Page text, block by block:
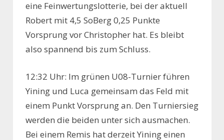
eine Feinwertungslotterie, bei der aktuell
Robert mit 4,5 SoBerg 0,25 Punkte
Vorsprung vor Christopher hat. Es bleibt
also spannend bis zum Schluss.
12:32 Uhr: Im grünen U08-Turnier führen
Yining und Luca gemeinsam das Feld mit
einem Punkt Vorsprung an. Den Turniersieg
werden die beiden unter sich ausmachen.
Bei einem Remis hat derzeit Yining einen